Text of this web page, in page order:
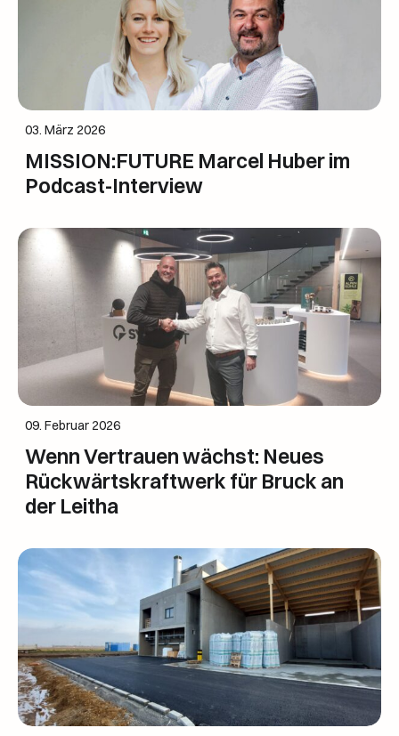
03. März 2026
MISSION:FUTURE Marcel Huber im
Podcast-Interview
09. Februar 2026
Wenn Vertrauen wächst: Neues
Rückwärtskraftwerk für Bruck an
der Leitha